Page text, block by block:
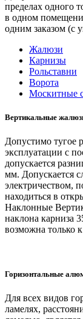
пределах одного
в одном
одним заказом (с
Жалюзи
Карнизы
Рольставни
Ворота
Москитные
Вертикальные
Допустимо тугое
эксплуатации с
допускается
мм. Допускается
электричеством,
находиться в
Наклонные
наклона карниза
возможна только
Горизонтальные
Для всех видов
ламелях,